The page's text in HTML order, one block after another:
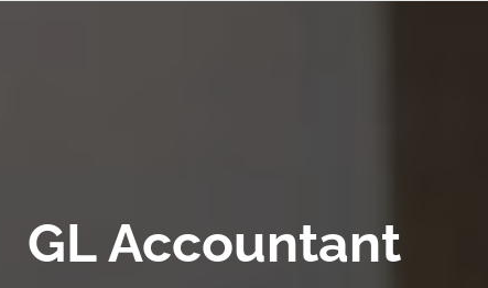
GL Accountant